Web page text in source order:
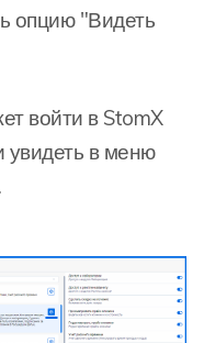
опцию "Видеть
войти в StomX
увидеть в меню